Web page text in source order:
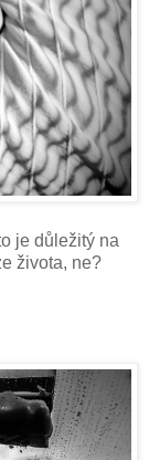
je důležitý na
života, ne?